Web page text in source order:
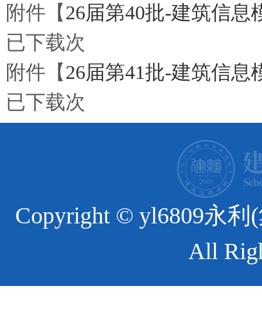
附件【26届第40批-建筑信息
已下载次
附件【26届第41批-建筑信息
已下载次
Copyright © yl6809永
All